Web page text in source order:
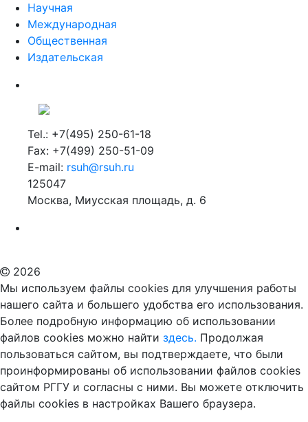
Научная
Международная
Общественная
Издательская
Tel.: +7(495) 250-61-18
Fax: +7(499) 250-51-09
E-mail: rsuh@rsuh.ru
125047
Москва, Миусская площадь, д. 6
2026
Мы используем файлы cookies для улучшения работы
нашего сайта и большего удобства его использования.
Более подробную информацию об использовании
файлов cookies можно найти здесь. Продолжая
пользоваться сайтом, вы подтверждаете, что были
проинформированы об использовании файлов cookies
сайтом РГГУ и согласны с ними. Вы можете отключить
файлы cookies в настройках Вашего браузера.